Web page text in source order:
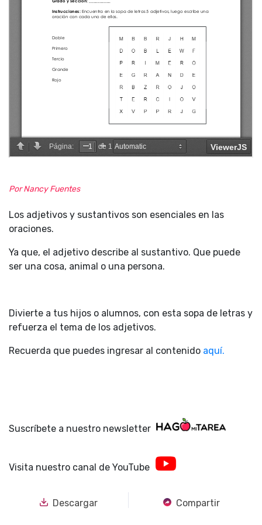
Por Nancy Fuentes
Los adjetivos y sustantivos son esenciales en las
oraciones.
Ya que, el adjetivo describe al sustantivo. Que puede
ser una cosa, animal o una persona.
Divierte a tus hijos o alumnos, con esta sopa de letras y
refuerza el tema de los adjetivos.
Recuerda que puedes ingresar al contenido aquí.
Suscríbete a nuestro newsletter
Visita nuestro canal de YouTube
Descargar Compartir